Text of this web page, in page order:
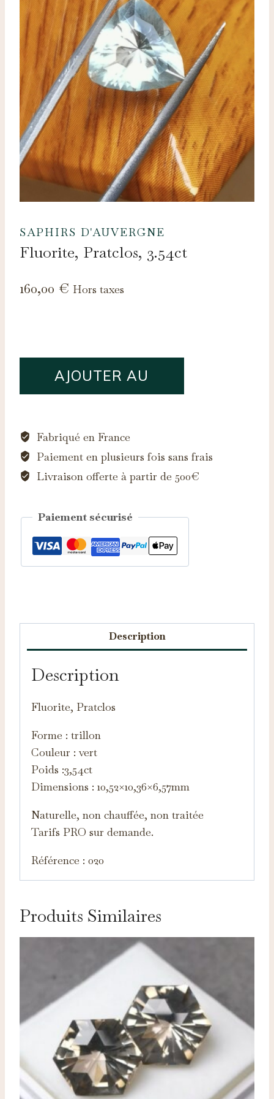
SAPHIRS D'AUVERGNE
Fluorite, Pratclos, 3.54ct
160,00 € Hors taxes
3.54ct
AJOUTER AU
Fabriqué en France
Paiement en plusieurs fois sans frais
Livraison offerte à partir de 500€
Paiement sécurisé
Description
Description
Fluorite, Pratclos
Forme : trillon
Couleur : vert
Poids :3,54ct
Dimensions : 10,52×10,36×6,57mm
Naturelle, non chauffée, non traitée
Tarifs PRO sur demande.
Référence : 020
Produits Similaires